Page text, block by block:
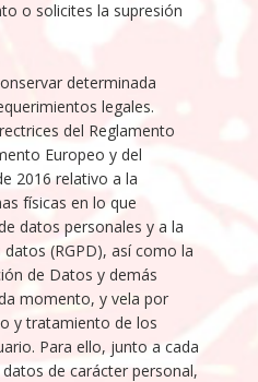
o solicites la supresión
determinada
legales.
del Reglamento
Europeo y del
2016 relativo a la
físicas en lo que
datos personales y a la
(RGPD), así como la
de Datos y demás
momento, y vela por
y tratamiento de los
Para ello, junto a cada
de carácter personal,